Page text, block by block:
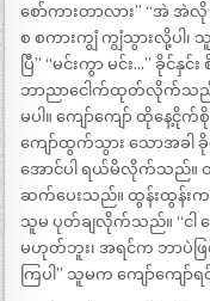
စော်ကားတာလား” “အဲ အဲ
စ စကားကျွံ ကျွံသွားလို့ပါ၊
ပြီ” “မင်းကွာ မင်း…” ခို
ဘာညာငေါက်ထုတ်လိုက်သည်
မပါ။ ကျော်ကျော် ထိုနေ့ငို
ကျော်ထွက်သွား သောအခါ
အောင်ပါ ရယ်မိလိုက်သည်။ ထွ
ဆက်ပေးသည်။ ထွန်းထွန်
သူမ ပုတ်ချလိုက်သည်။ “ငါ
မဟုတ်ဘူး၊ အရင်က ဘာပဲဖ
ကြပါ” သူမက ကျော်ကျ